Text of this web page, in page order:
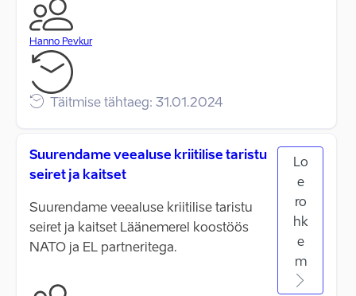
Hanno Pevkur
Täitmise tähtaeg: 31.01.2024
Suurendame veealuse kriitilise taristu
seiret ja kaitset
Suurendame veealuse kriitilise taristu
seiret ja kaitset Läänemerel koostöös
NATO ja EL partneritega.
Lo
e
ro
hk
e
m